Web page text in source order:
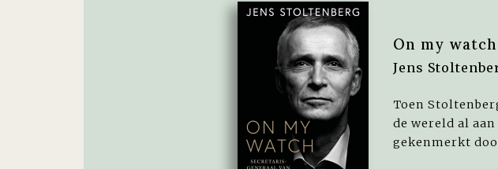
On my watch
Jens
Toen
de wereld al
gekenmerkt